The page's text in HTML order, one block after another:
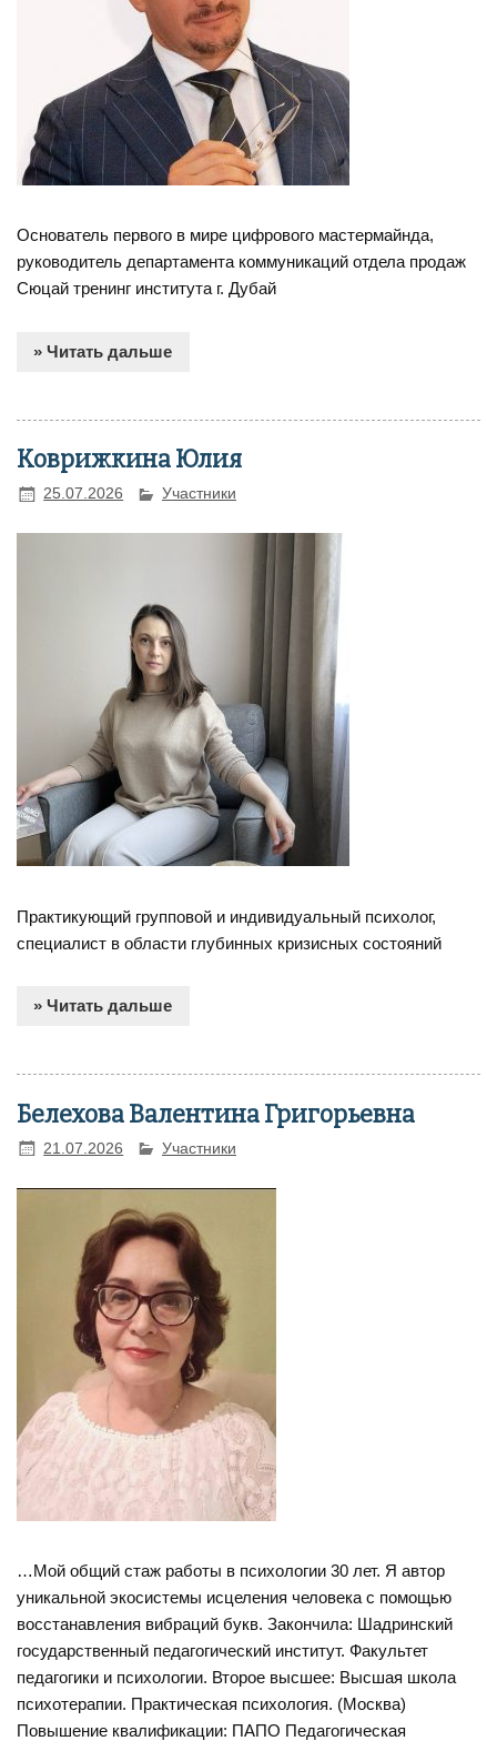
Основатель первого в мире цифрового мастермайнда,
руководитель департамента коммуникаций отдела продаж
Сюцай тренинг института г. Дубай
» Читать дальше
Коврижкина Юлия
25.07.2026 Участники
Практикующий групповой и индивидуальный психолог,
специалист в области глубинных кризисных состояний
» Читать дальше
Белехова Валентина Григорьевна
21.07.2026 Участники
…Мой общий стаж работы в психологии 30 лет. Я автор
уникальной экосистемы исцеления человека с помощью
восстанавления вибраций букв. Закончила: Шадринский
государственный педагогический институт. Факультет
педагогики и психологии. Второе высшее: Высшая школа
психотерапии. Практическая психология. (Москва)
Повышение квалификации: ПАПО Педагогическая